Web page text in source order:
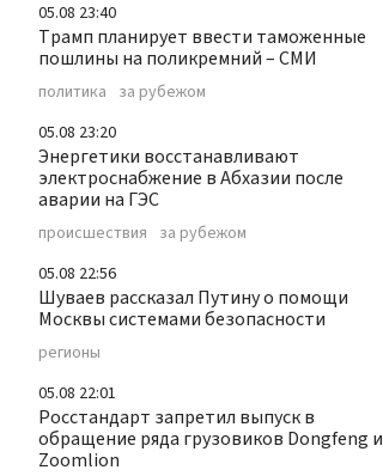
05.08 23:40
Трамп планирует ввести таможенные
пошлины на поликремний – СМИ
политика за рубежом
05.08 23:20
Энергетики восстанавливают
электроснабжение в Абхазии после
аварии на ГЭС
происшествия за рубежом
05.08 22:56
Шуваев рассказал Путину о помощи
Москвы системами безопасности
регионы
05.08 22:01
Росстандарт запретил выпуск в
обращение ряда грузовиков Dongfeng и
Zoomlion